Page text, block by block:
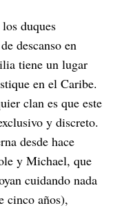
duques
descanso en
tiene un lugar
en el Caribe.
clan es que este
y discreto.
desde hace
y Michael, que
cuidando nada
cinco años),